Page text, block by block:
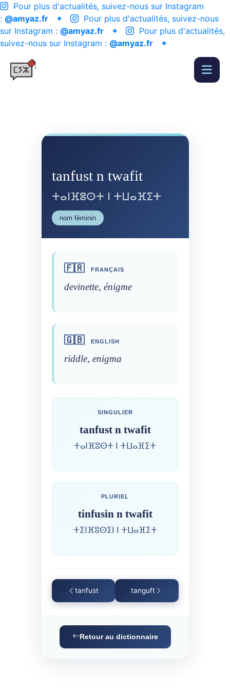
Pour plus d'actualités, suivez-nous sur Instagram
: @amyaz.fr ✦
Pour plus d'actualités, suivez-nous
sur Instagram : @amyaz.fr ✦
Pour plus d'actualités,
suivez-nous sur Instagram : @amyaz.fr ✦
tanfust n twafit
ⵜⴰⵏⴼⵓⵙⵜ ⵏ ⵜⵡⴰⴼⵉⵜ
nom féminin
🇫🇷 FRANÇAIS
devinette, énigme
🇬🇧 ENGLISH
riddle, enigma
SINGULIER
tanfust n twafit
ⵜⴰⵏⴼⵓⵙⵜ ⵏ ⵜⵡⴰⴼⵉⵜ
PLURIEL
tinfusin n twafit
ⵜⵉⵏⴼⵓⵙⵉⵏ ⵏ ⵜⵡⴰⴼⵉⵜ
tanfust tanguft
Retour au dictionnaire